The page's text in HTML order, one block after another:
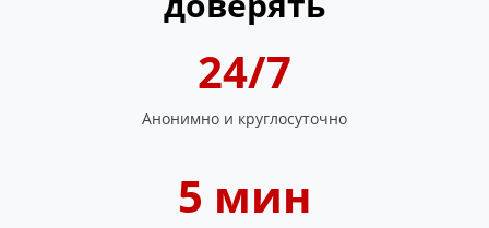
24/7
Анонимно и круглосуточно
5 мин